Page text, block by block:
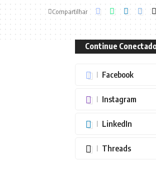
Compartilhar
Continue
Facebook
Instagram
LinkedIn
Threads